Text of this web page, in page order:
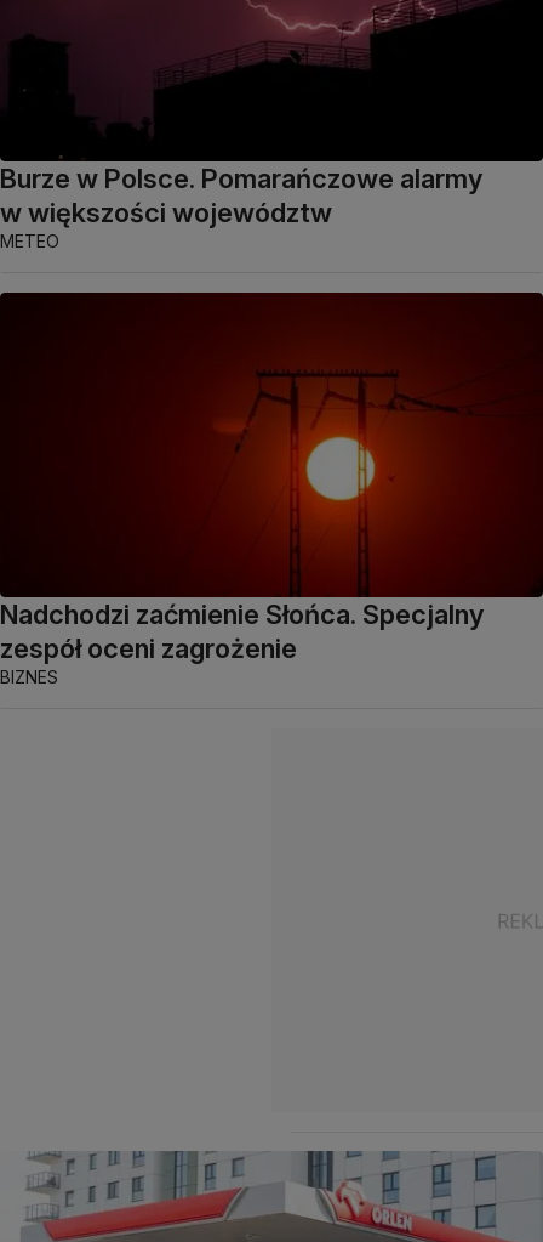
Burze w Polsce. Pomarańczowe alarmy
w większości województw
METEO
Nadchodzi zaćmienie Słońca. Specjalny
zespół oceni zagrożenie
BIZNES